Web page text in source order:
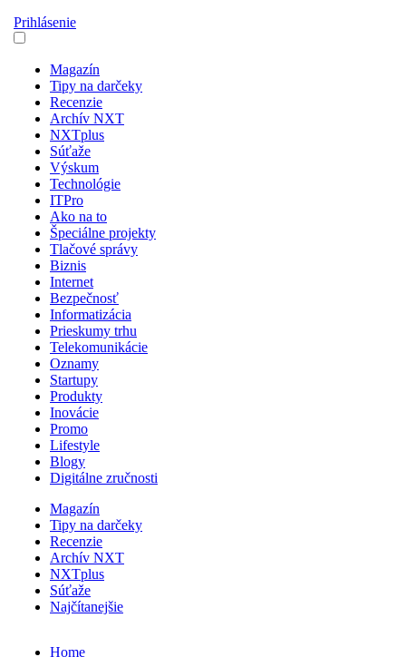
Prihlásenie
Magazín
Tipy na darčeky
Recenzie
Archív NXT
NXTplus
Súťaže
Výskum
Technológie
ITPro
Ako na to
Špeciálne projekty
Tlačové správy
Biznis
Internet
Bezpečnosť
Informatizácia
Prieskumy trhu
Telekomunikácie
Oznamy
Startupy
Produkty
Inovácie
Promo
Lifestyle
Blogy
Digitálne zručnosti
Magazín
Tipy na darčeky
Recenzie
Archív NXT
NXTplus
Súťaže
Najčítanejšie
Home